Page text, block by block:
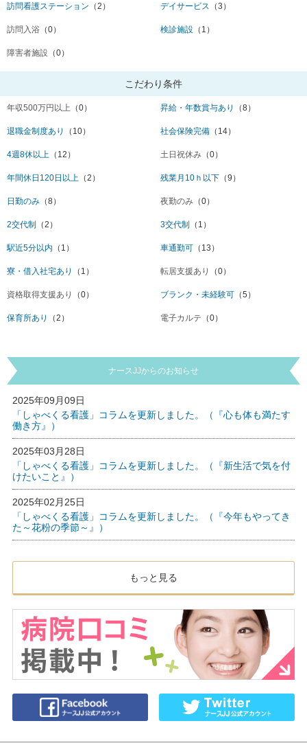
訪問看護ステーション （2） デイサービス （3）
訪問入浴 （0） 検診施設 （1）
障害者施設 （0）
こだわり条件
年収500万円以上 （0） 昇給・年数賞与あり （8）
退職金制度あり （10） 社会保険完備 （14）
4週8休以上 （12） 土日祝休み （0）
年間休日120日以上 （2） 残業月10ｈ以下 （9）
日勤のみ （8） 夜勤のみ （0）
2交代制 （2） 3交代制 （1）
駅近5分以内 （1） 車通勤可 （13）
寮・借入社宅あり （1） 転居支援あり （0）
資格取得支援あり （0） ブランク・未経験可 （5）
保育所あり （2） 電子カルテ （0）
ナースJJからのお知らせ
2025年09月09日
「しゃべくる看護」コラムを更新しました。（『心も体も満たす
働き方』）
2025年03月28日
「しゃべくる看護」コラムを更新しました。（『新生活で気を付
けたいこと』）
2025年02月25日
「しゃべくる看護」コラムを更新しました。（『今年もやってき
た～花粉の季節～』）
もっと見る